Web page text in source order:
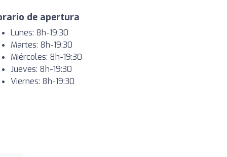
de apertura
Lunes: 8h-19:30
Martes: 8h-19:30
Miércoles: 8h-19:30
Jueves: 8h-19:30
Viernes: 8h-19:30